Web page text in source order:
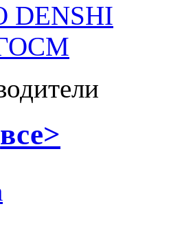
DENSHI
все>